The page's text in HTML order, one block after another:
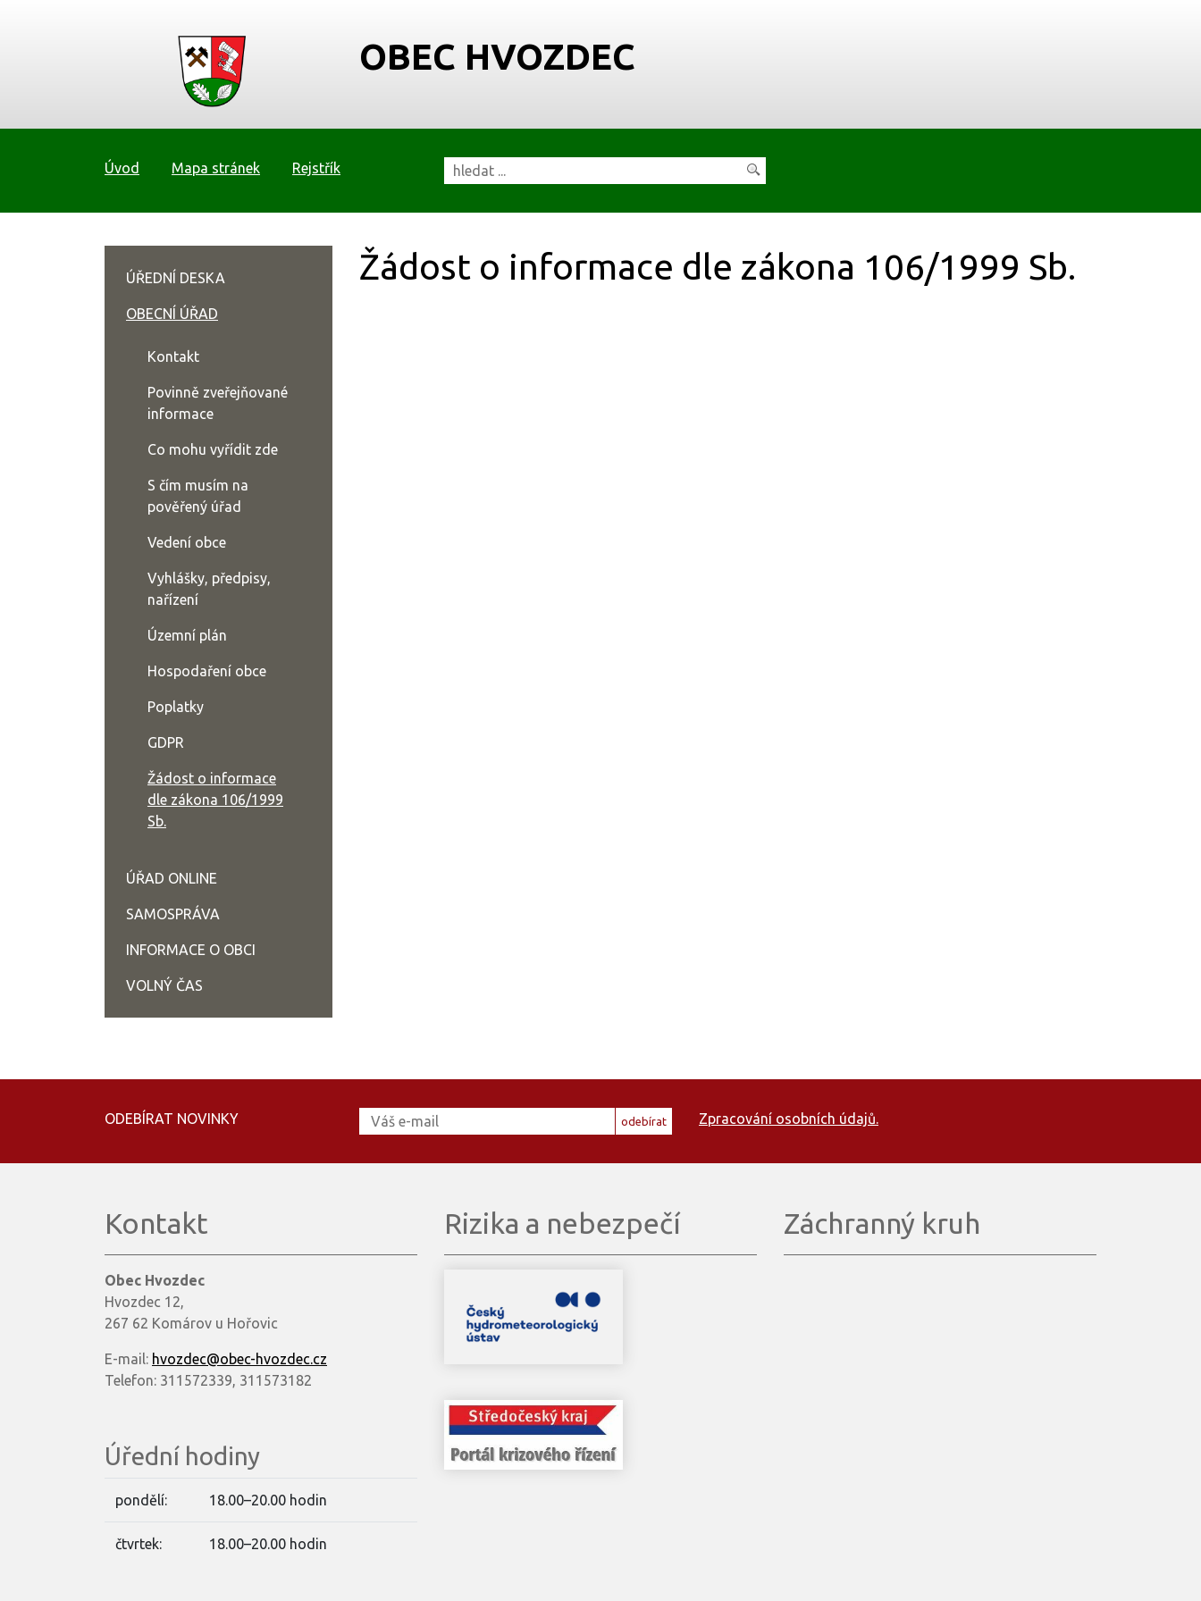
OBEC HVOZDEC
Úvod Mapa stránek Rejstřík
Žádost o informace dle zákona 106/1999 Sb.
ÚŘEDNÍ DESKA
OBECNÍ ÚŘAD
Kontakt
Povinně zveřejňované
informace
Co mohu vyřídit zde
S čím musím na
pověřený úřad
Vedení obce
Vyhlášky, předpisy,
nařízení
Územní plán
Hospodaření obce
Poplatky
GDPR
Žádost o informace
dle zákona 106/1999
Sb.
ÚŘAD ONLINE
SAMOSPRÁVA
INFORMACE O OBCI
VOLNÝ ČAS
ODEBÍRAT NOVINKY odebírat Zpracování osobních údajů.
Kontakt
Obec Hvozdec
Hvozdec 12,
267 62 Komárov u Hořovic
E-mail: hvozdec@obec-hvozdec.cz
Telefon: 311572339, 311573182
Úřední hodiny
pondělí: 18.00–20.00 hodin
čtvrtek: 18.00–20.00 hodin
Rizika a nebezpečí Záchranný kruh